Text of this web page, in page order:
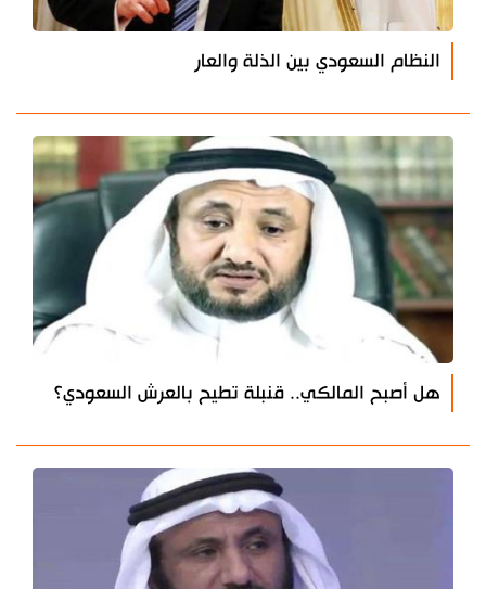
النظام السعودي بين الذلة والعار
هل أصبح المالكي.. قنبلة تطيح بالعرش السعودي؟